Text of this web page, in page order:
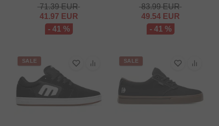
71.39EUR
41.97 EUR
- 41 %
83.99EUR
49.54EUR
- 41 %
SALE SALE